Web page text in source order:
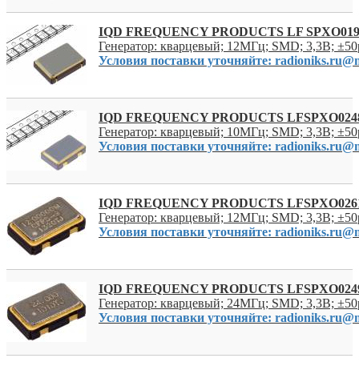
IQD FREQUENCY PRODUCTS LF
Генератор: кварцевый; 12МГц; SMD; 3,3В;
Условия поставки уточняйте:
IQD FREQUENCY PRODUCTS
Генератор: кварцевый; 10МГц; SMD; 3,3В;
Условия поставки уточняйте:
IQD FREQUENCY PRODUCTS
Генератор: кварцевый; 12МГц; SMD; 3,3В;
Условия поставки уточняйте:
IQD FREQUENCY PRODUCTS
Генератор: кварцевый; 24МГц; SMD; 3,3В;
Условия поставки уточняйте: